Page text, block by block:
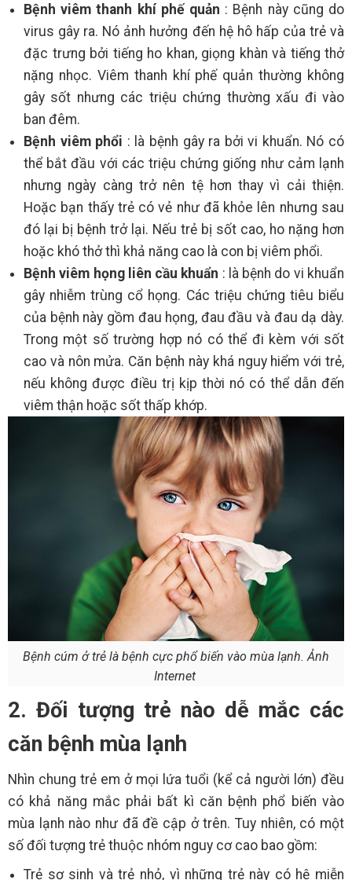
Bệnh viêm thanh khí phế quản : Bệnh này cũng do
virus gây ra. Nó ảnh hưởng đến hệ hô hấp của trẻ và
đặc trưng bởi tiếng ho khan, giọng khàn và tiếng thở
nặng nhọc. Viêm thanh khí phế quản thường không
gây sốt nhưng các triệu chứng thường xấu đi vào
ban đêm.
Bệnh viêm phổi : là bệnh gây ra bởi vi khuẩn. Nó có
thể bắt đầu với các triệu chứng giống như cảm lạnh
nhưng ngày càng trở nên tệ hơn thay vì cải thiện.
Hoặc bạn thấy trẻ có vẻ như đã khỏe lên nhưng sau
đó lại bị bệnh trở lại. Nếu trẻ bị sốt cao, ho nặng hơn
hoặc khó thở thì khả năng cao là con bị viêm phổi.
Bệnh viêm họng liên cầu khuẩn : là bệnh do vi khuẩn
gây nhiễm trùng cổ họng. Các triệu chứng tiêu biểu
của bệnh này gồm đau họng, đau đầu và đau dạ dày.
Trong một số trường hợp nó có thể đi kèm với sốt
cao và nôn mửa. Căn bệnh này khá nguy hiểm với trẻ,
nếu không được điều trị kịp thời nó có thể dẫn đến
viêm thận hoặc sốt thấp khớp.
Bệnh cúm ở trẻ là bệnh cực phổ biến vào mùa lạnh. Ảnh
Internet
2. Đối tượng trẻ nào dễ mắc các
căn bệnh mùa lạnh
Nhìn chung trẻ em ở mọi lứa tuổi (kể cả người lớn) đều
có khả năng mắc phải bất kì căn bệnh phổ biến vào
mùa lạnh nào như đã đề cập ở trên. Tuy nhiên, có một
số đối tượng trẻ thuộc nhóm nguy cơ cao bao gồm:
Trẻ sơ sinh và trẻ nhỏ, vì những trẻ này có hệ miễn